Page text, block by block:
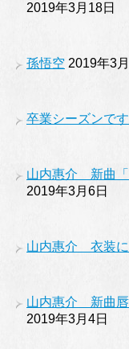
2019年3月18日
孫悟空 2019年3
卒業シーズンです
山内惠介 新曲「
2019年3月6日
山内惠介 衣装に
山内惠介 新曲唇
2019年3月4日